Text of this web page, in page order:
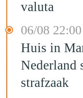
valuta
06/08 22:00
Huis in
Nederland
strafzaak